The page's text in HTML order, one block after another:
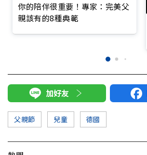
你的陪伴很重要！專家：完美父
親該有的8種典範
加好友
父親節 兒童 德國